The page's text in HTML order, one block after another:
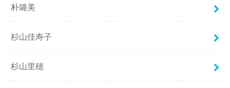
朴璐美
杉山佳寿子
杉山里穂